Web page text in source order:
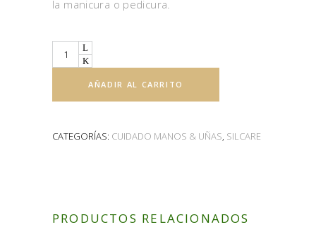
la manicura o pedicura.
Quantity
AÑADIR AL CARRITO
CATEGORÍAS: CUIDADO MANOS & UÑAS, SILCARE
PRODUCTOS RELACIONADOS